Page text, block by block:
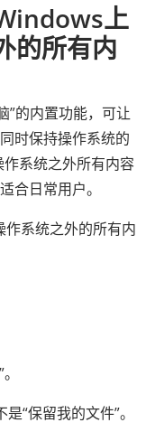
上
的所有内
”的内置功能，可让
时保持操作系统的
系统之外所有内容
合日常用户。
系统之外的所有内
“保留我的文件”。